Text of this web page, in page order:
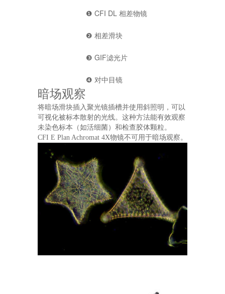
❶ CFI DL 相差物镜
❷ 相差滑块
❸ GIF滤光片
❹ 对中目镜
暗场观察
将暗场滑块插入聚光镜插槽并使用斜照明，可以
可视化被标本散射的光线。这种方法能有效观察
未染色标本（如活细菌）和检查胶体颗粒。
CFI E Plan Achromat 4X物镜不可用于暗场观察。